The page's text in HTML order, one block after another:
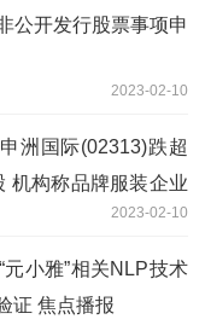
公开发行股票事项申
2023-02-10
洲国际(02313)跌超
机构称品牌服装企业
2023-02-10
元小雅”相关NLP技术
证 焦点播报